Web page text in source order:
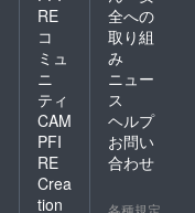
RE
コ
ミュ
ニ
ティ
CAM
PFI
RE
Crea
tion
全への
取り組
み
ニュー
ス
ヘルプ
お問い
合わせ